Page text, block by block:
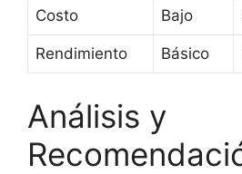
Costo Bajo
Rendimiento Básico
Análisis y